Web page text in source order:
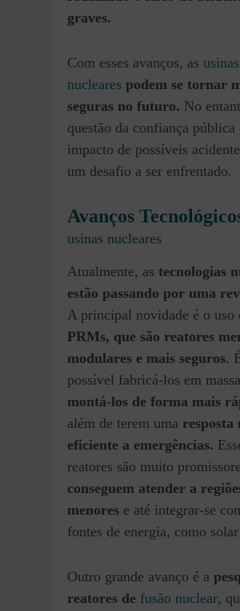
graves.
Com esses avanços, as usinas
nucleares podem se tornar
seguras no futuro. No
questão da confiança pública
impacto de possíveis
um desafio a ser enfrentado.
Avanços
usinas nucleares
Atualmente, as tecnologias
estão passando por uma
A principal novidade é o uso
PRMs, que são reatores
modulares e mais seguros.
possível fabricá-los em
montá-los de forma mais
além de terem uma resposta
eficiente a emergências.
reatores são muito
conseguem atender a
menores e até integrar-se
fontes de energia, como
Outro grande avanço é a
reatores de fusão nuclear,